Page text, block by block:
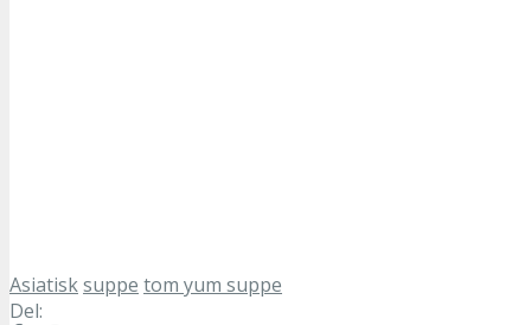
Asiatisksuppe tom yum suppe
Del: